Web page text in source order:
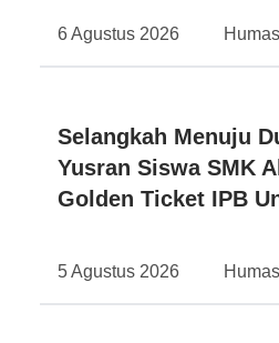
6 Agustus 2026 Humas
Selangkah Menuju
Yusran Siswa SMK
Golden Ticket IPB
5 Agustus 2026 Humas